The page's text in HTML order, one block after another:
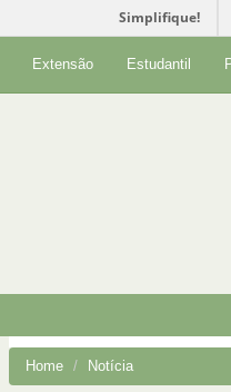
Simplifique!
Extensão Estudantil
Home Notícia